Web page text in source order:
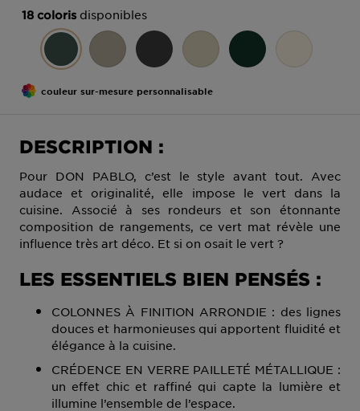
18 coloris disponibles
couleur sur-mesure personnalisable
DESCRIPTION :
Pour DON PABLO, c’est le style avant tout. Avec
audace et originalité, elle impose le vert dans la
cuisine. Associé à ses rondeurs et son étonnante
composition de rangements, ce vert mat révèle une
influence très art déco. Et si on osait le vert ?
LES ESSENTIELS BIEN PENSÉS :
COLONNES À FINITION ARRONDIE : des lignes
douces et harmonieuses qui apportent fluidité et
élégance à la cuisine.
CRÉDENCE EN VERRE PAILLETÉ MÉTALLIQUE :
un effet chic et raffiné qui capte la lumière et
illumine l’ensemble de l’espace.